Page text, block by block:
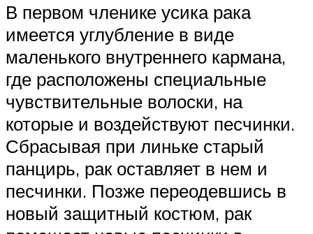
В первом членике усика рака
имеется углубление в виде
маленького внутреннего кармана,
где расположены специальные
чувствительные волоски, на
которые и воздействуют песчинки.
Сбрасывая при линьке старый
панцирь, рак оставляет в нем и
песчинки. Позже переодевшись в
новый защитный костюм, рак